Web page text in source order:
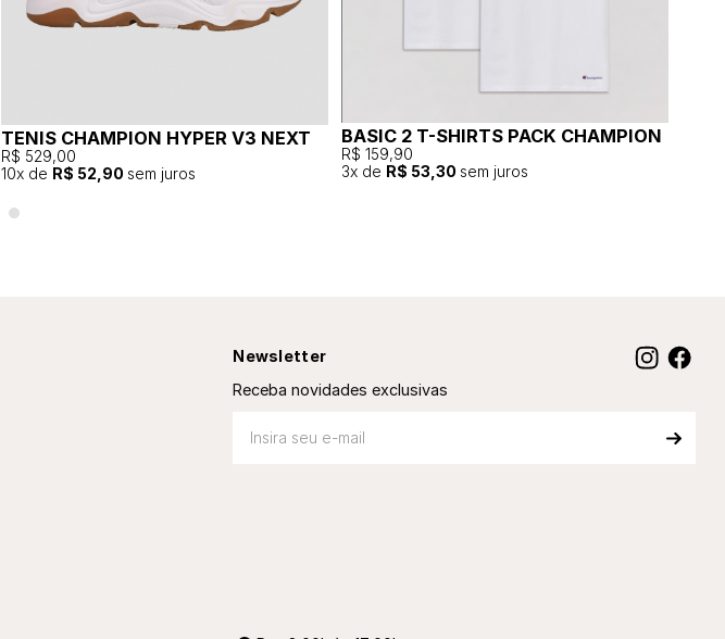
TENIS CHAMPION HYPER V3 NEXT
R$ 529,00
10x de R$ 52,90 sem juros
BASIC 2 T-SHIRTS PACK CHAMPION
R$ 159,90
3x de R$ 53,30 sem juros
Newsletter
Receba novidades exclusivas